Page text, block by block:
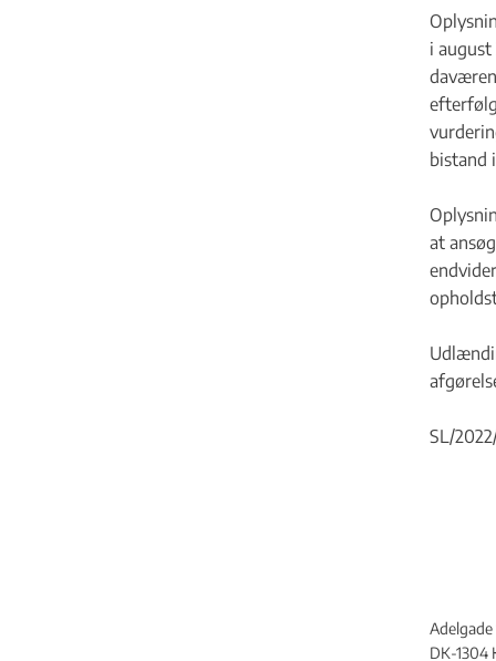
i
bistand
at
SL/
Adelgade
DK-1304